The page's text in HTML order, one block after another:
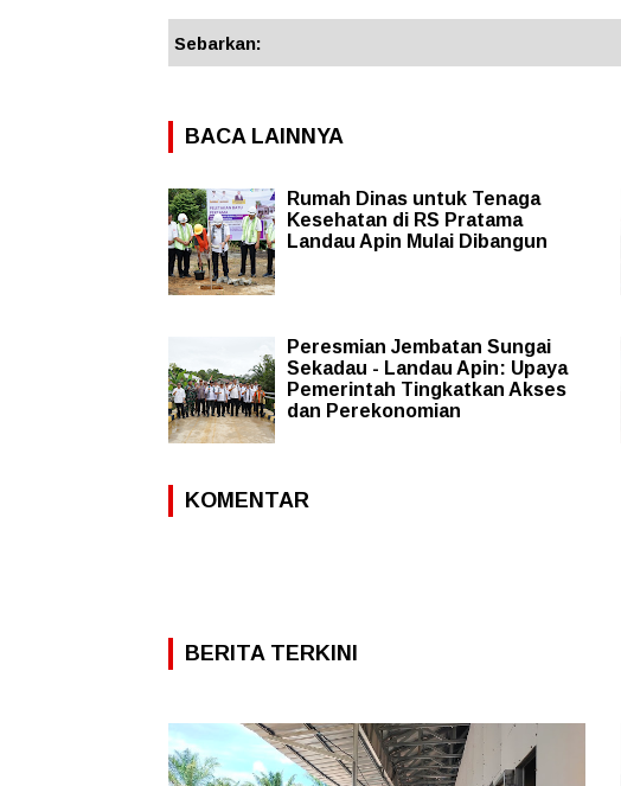
Sebarkan:
BACA LAINNYA
Rumah Dinas untuk Tenaga
Kesehatan di RS Pratama
Landau Apin Mulai Dibangun
Peresmian Jembatan Sungai
Sekadau - Landau Apin: Upaya
Pemerintah Tingkatkan Akses
dan Perekonomian
KOMENTAR
BERITA TERKINI